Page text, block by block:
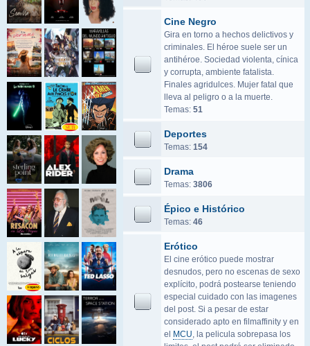
Cine Negro
Gira en torno a hechos delictivos y
criminales. El héroe suele ser un
antihéroe. Sociedad violenta, cínica
y corrupta, ambiente fatalista.
Finales agridulces. Mujer fatal que
lleva al peligro o a la muerte.
Temas: 51
Deportes
Temas: 154
Drama
Temas: 3806
Épico e Histórico
Temas: 46
Erótico
El cine erótico puede mostrar
desnudos, pero no escenas de sexo
explícito, podrá postearse teniendo
especial cuidado con las imagenes
del post. Si a pesar de estar
considerado apto en filmaffinity y en
el
MCU, la pelicula sobrepasa los